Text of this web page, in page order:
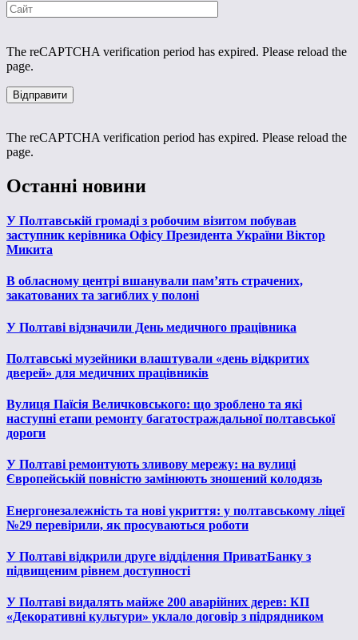
The reCAPTCHA verification period has expired. Please reload the
page.
The reCAPTCHA verification period has expired. Please reload the
page.
Останні новини
У Полтавській громаді з робочим візитом побував
заступник керівника Офісу Президента України Віктор
Микита
В обласному центрі вшанували пам’ять страчених,
закатованих та загиблих у полоні
У Полтаві відзначили День медичного працівника
Полтавські музейники влаштували «день відкритих
дверей» для медичних працівників
Вулиця Паїсія Величковського: що зроблено та які
наступні етапи ремонту багатостраждальної полтавської
дороги
У Полтаві ремонтують зливову мережу: на вулиці
Європейській повністю замінюють зношений колодязь
Енергонезалежність та нові укриття: у полтавському ліцеї
№29 перевірили, як просуваються роботи
У Полтаві відкрили друге відділення ПриватБанку з
підвищеним рівнем доступності
У Полтаві видалять майже 200 аварійних дерев: КП
«Декоративні культури» уклало договір з підрядником